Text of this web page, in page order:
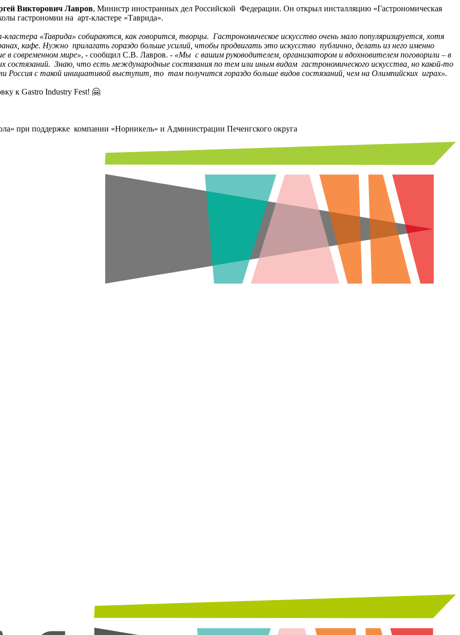
Викторович Лавров, Министр иностранных дел Российской Федерации. Он открыл инсталляцию «Гастрономическая
гастрономии на арт-кластере «Таврида».
«Таврида» собираются, как говорится, творцы. Гастрономическое искусство очень мало популяризируется, хотя
кафе. Нужно прилагать гораздо больше усилий, чтобы продвигать это искусство публично, делать из него именно
в современном мире», - сообщил С.В. Лавров. - «Мы с вашим руководителем, организатором и вдохновителем поговорили – в
Знаю, что есть международные состязания по тем или иным видам гастрономического искусства, но какой-то
Россия с такой инициативой выступит, то там получится гораздо больше видов состязаний, чем на Олимпийских играх».
к Gastro Industry Fest! 🤗
при поддержке компании «Норникель» и Администрации Печенгского округа